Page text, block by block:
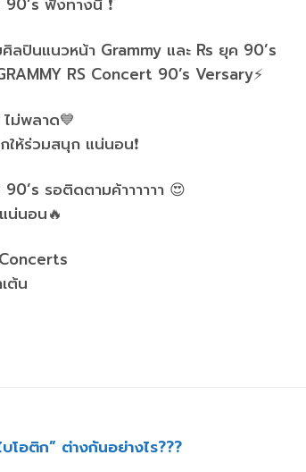
ฟังทางนี้ ❗️
ลปินแนวหน้า Grammy และ Rs ยุค 90’s
RS Concert 90’s Versary⚡️
ม่พลาด💙
ห้ร่วมสนุก แน่นอน❗️
รอติดตามค้าาาาาา 😍
นอน🔥
ต้น
โอติก” ต่างกันอย่างไร???